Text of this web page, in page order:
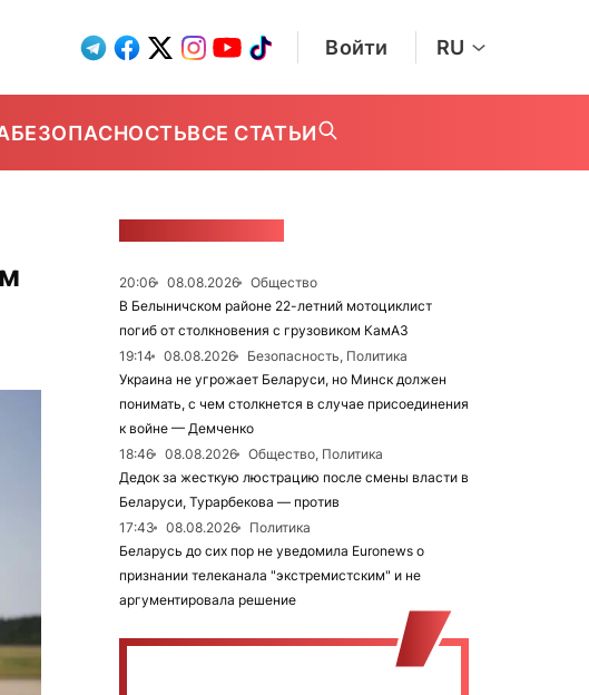
Войти RU
БЕЗОПАСНОСТЬВСЕ СТАТЬИ
20:06 08.08.2026
Общество
В Белыничском районе 22-летний мотоциклист
погиб от столкновения с грузовиком КамАЗ
19:14
08.08.2026
Безопасность, Политика
Украина не угрожает Беларуси, но Минск должен
понимать, с чем столкнется в случае присоединения
к войне — Демченко
18:46
08.08.2026
Общество, Политика
Дедок за жесткую люстрацию после смены власти в
Беларуси, Турарбекова — против
17:43
08.08.2026
Политика
Беларусь до сих пор не уведомила Euronews о
признании телеканала "экстремистским" и не
аргументировала решение